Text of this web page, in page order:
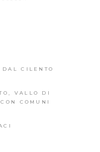
CILENTO
VALLO DI
COMUNI